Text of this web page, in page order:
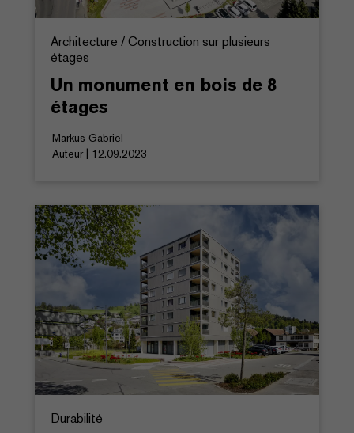
Architecture / Construction sur plusieurs
étages
Un monument en bois de 8
étages
Markus Gabriel
Auteur | 12.09.2023
Durabilité